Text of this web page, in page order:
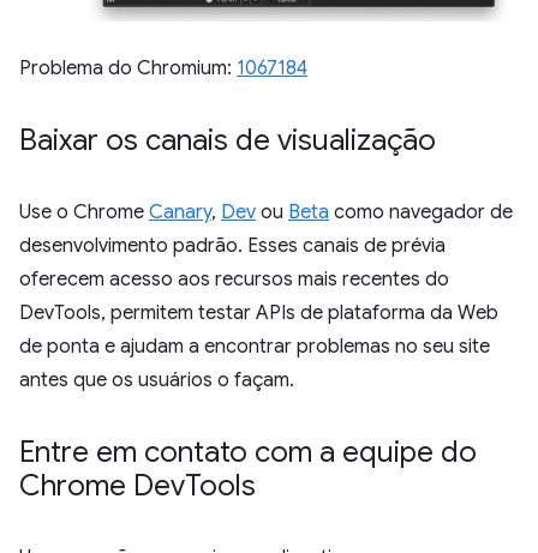
Problema do Chromium: 1067184
Baixar os canais de visualização
Use o Chrome Canary, Dev ou Beta como navegador de
desenvolvimento padrão. Esses canais de prévia
oferecem acesso aos recursos mais recentes do
DevTools, permitem testar APIs de plataforma da Web
de ponta e ajudam a encontrar problemas no seu site
antes que os usuários o façam.
Entre em contato com a equipe do
Chrome DevTools